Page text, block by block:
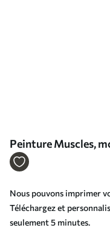
Peinture Muscles,
Nous pouvons imprimer
Téléchargez et
seulement 5 minutes.